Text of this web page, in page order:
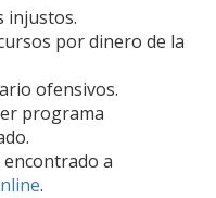
injustos.
por dinero de la
ofensivos.
programa
a
.